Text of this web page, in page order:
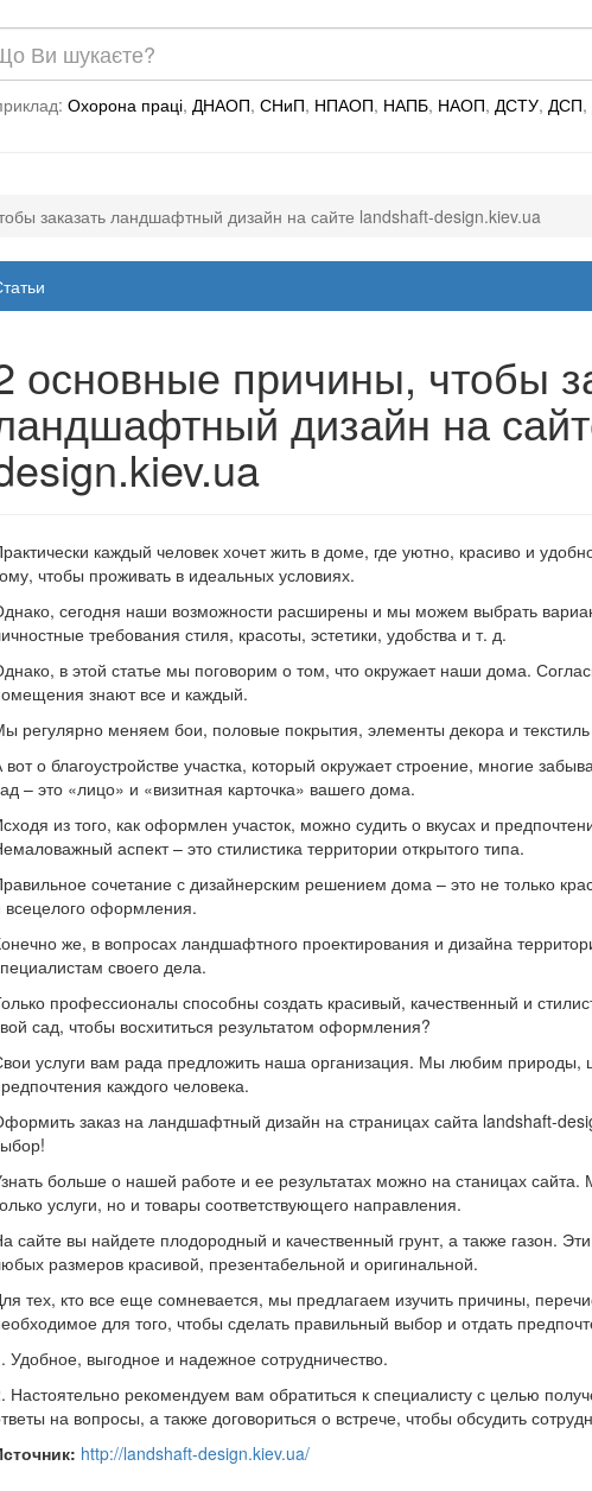
Охорона праці, ДНАОП, СНиП, НПАОП, НАПБ, НАОП, ДСТУ, ДСП,
заказать ландшафтный дизайн на сайте landshaft-design.kiev.ua
основные причины, чтобы
дизайн на
каждый человек хочет жить в доме, где уютно, красиво и
чтобы проживать в идеальных условиях.
сегодня наши возможности расширены и мы можем выбрать
требования стиля, красоты, эстетики, удобства и т. д.
в этой статье мы поговорим о том, что окружает наши дома.
знают все и каждый.
регулярно меняем бои, половые покрытия, элементы декора и
вот о благоустройстве участка, который окружает строение, многие
– это «лицо» и «визитная карточка» вашего дома.
из того, как оформлен участок, можно судить о вкусах и
аспект – это стилистика территории открытого типа.
сочетание с дизайнерским решением дома – это не только
всецелого оформления.
же, в вопросах ландшафтного проектирования и дизайна
своего дела.
профессионалы способны создать красивый, качественный и
сад, чтобы восхититься результатом оформления?
услуги вам рада предложить наша организация. Мы любим природы,
каждого человека.
заказ на ландшафтный дизайн на страницах сайта landshaft-
больше о нашей работе и ее результатах можно на станицах
услуги, но и товары соответствующего направления.
сайте вы найдете плодородный и качественный грунт, а также газон.
размеров красивой, презентабельной и оригинальной.
тех, кто все еще сомневается, мы предлагаем изучить причины,
для того, чтобы сделать правильный выбор и отдать
Удобное, выгодное и надежное сотрудничество.
Настоятельно рекомендуем вам обратиться к специалисту с целью
на вопросы, а также договориться о встрече, чтобы обсудить
http://landshaft-design.kiev.ua/